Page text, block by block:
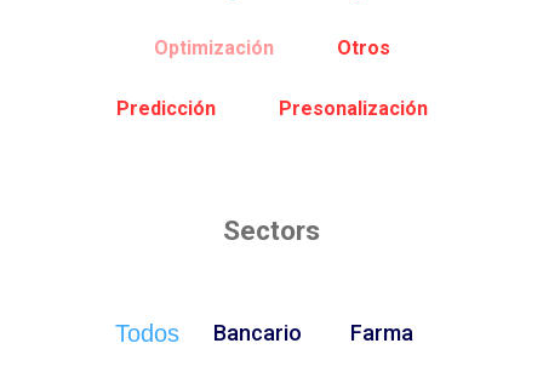
Optimización Otros
Predicción Presonalización
Sectors
Todos Bancario Farma